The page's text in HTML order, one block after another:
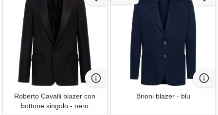
Roberto Cavalli blazer con
bottone singolo - nero
Brioni blazer - blu